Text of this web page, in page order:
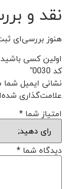
نقد و
هنوز بررسی‌ای
اولین کسی
کد 0030”
نشانی ایمیل
علامت‌گذاری
امتیاز شما *
دیدگاه شما *